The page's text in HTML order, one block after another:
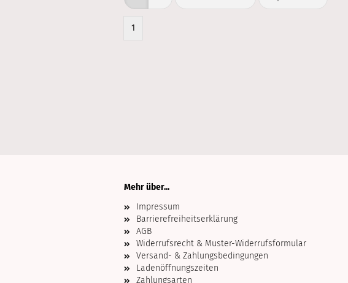
1
Mehr über...
Impressum
Barrierefreiheitserklärung
AGB
Widerrufsrecht & Muster-Widerrufsformular
Versand- & Zahlungsbedingungen
Ladenöffnungszeiten
Zahlungsarten